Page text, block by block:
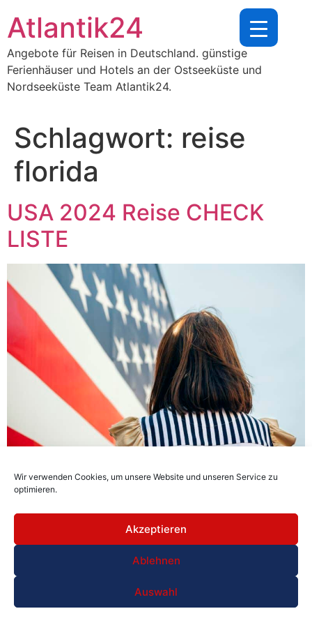
Wir verwenden Cookies, um unsere Website und unseren Service zu
optimieren.
Akzeptieren
Ablehnen
Auswahl
Inhalt
springen
Atlantik24
Angebote für Reisen in Deutschland. günstige
Ferienhäuser und Hotels an der Ostseeküste und
Nordseeküste Team Atlantik24.
Schlagwort: reise
florida
USA 2024 Reise CHECK
LISTE
dem Abflug benötigt